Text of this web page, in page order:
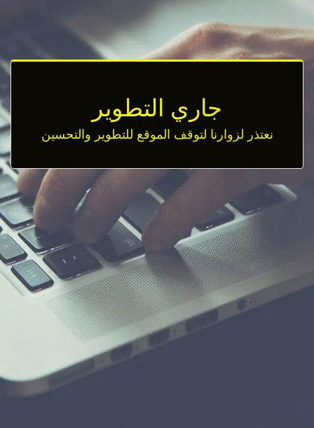
جاري التطوير
نعتذر لزوارنا لتوقف الموقع للتطوير والتحسين